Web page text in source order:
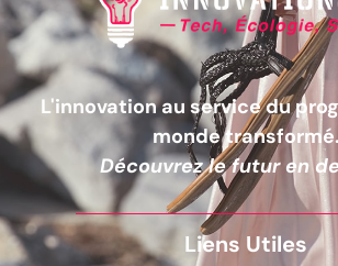
L'innovation au service du
monde transformé.
Découvrez le futur en
Liens Utiles